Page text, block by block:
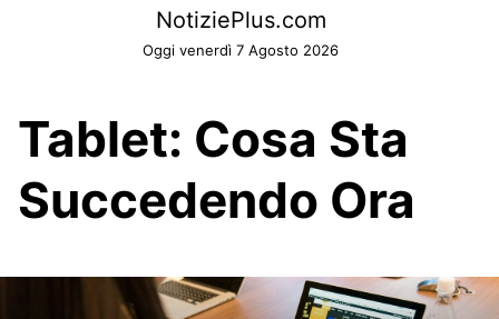
NotiziePlus.com
Oggi venerdì 7 Agosto 2026
Tablet: Cosa Sta
Succedendo Ora